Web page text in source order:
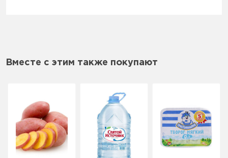
Вместе с этим также покупают